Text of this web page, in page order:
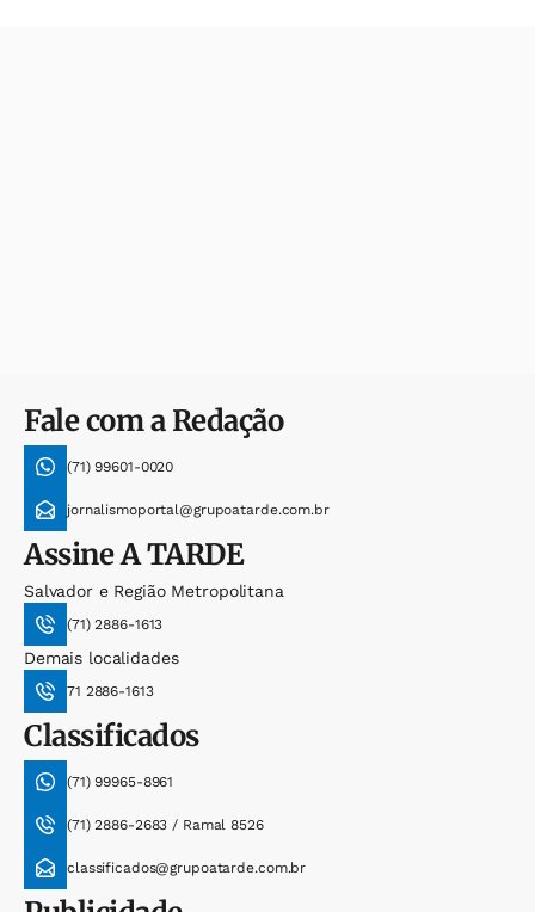
Fale com a Redação
(71) 99601-0020
jornalismoportal@grupoatarde.com.br
AssineA TARDE
Salvador e Região Metropolitana
(71) 2886-1613
Demais localidades
71 2886-1613
Classificados
(71) 99965-8961
(71) 2886-2683 / Ramal 8526
classificados@grupoatarde.com.br